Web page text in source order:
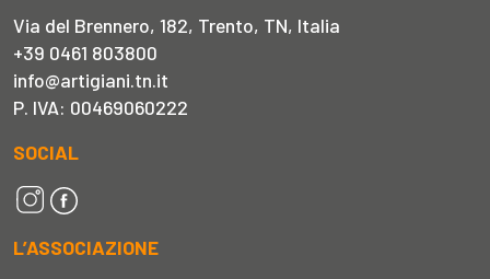
Via del Brennero, 182, Trento, TN, Italia
+39 0461 803800
info@artigiani.tn.it
P. IVA: 00469060222
SOCIAL
L’ASSOCIAZIONE